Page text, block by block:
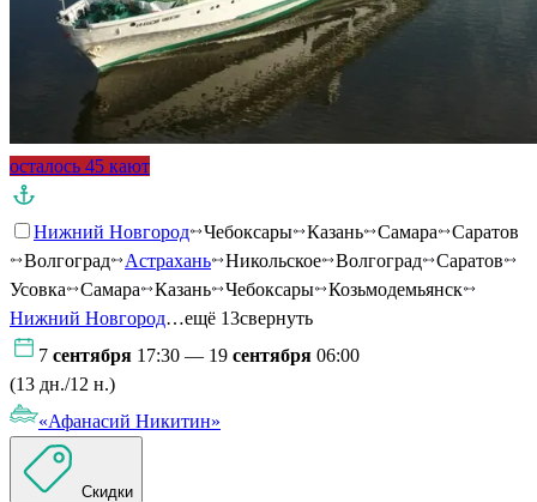
осталось 45 кают
Нижний Новгород Чебоксары Казань Самара
Саратов
Волгоград
Астрахань Никольское Волгоград
Саратов
Усовка
Самара Казань Чебоксары
Козьмодемьянск
Нижний Новгород…ещё 13свернуть
7 сентября 17:30 — 19 сентября 06:00
(13 дн./12 н.)
«Афанасий Никитин»
Скидки